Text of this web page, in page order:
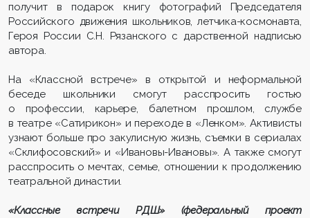
получит в подарок книгу фотографий Председателя
Российского движения школьников, летчика-космонавта,
Героя России С.Н. Рязанского с дарственной надписью
автора.
На «Классной встрече» в открытой и неформальной
беседе школьники смогут расспросить гостью
о профессии, карьере, балетном прошлом, службе
в театре «Сатирикон» и переходе в «Ленком». Активисты
узнают больше про закулисную жизнь, съемки в сериалах
«Склифосовский» и «Ивановы-Ивановы». А также смогут
расспросить о мечтах, семье, отношении к продолжению
театральной династии.
«Классные встречи РДШ» (федеральный проект